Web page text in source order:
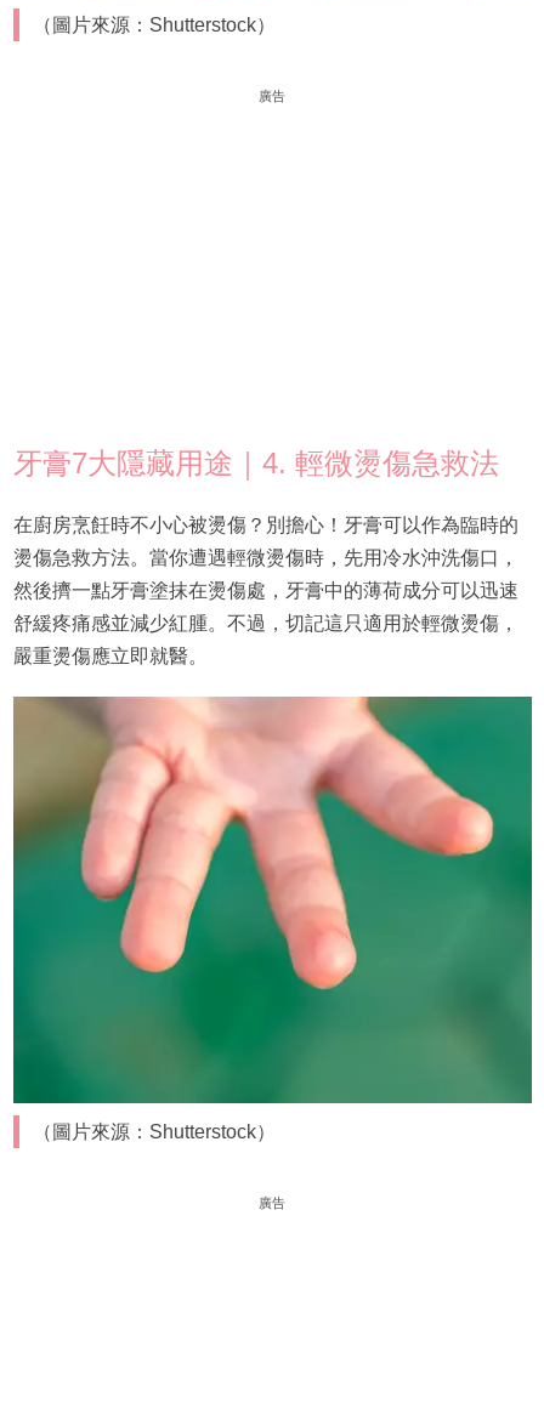
（圖片來源：Shutterstock）
廣告
牙膏7大隱藏用途｜4. 輕微燙傷急救法
在廚房烹飪時不小心被燙傷？別擔心！牙膏可以作為臨時的
燙傷急救方法。當你遭遇輕微燙傷時，先用冷水沖洗傷口，
然後擠一點牙膏塗抹在燙傷處，牙膏中的薄荷成分可以迅速
舒緩疼痛感並減少紅腫。不過，切記這只適用於輕微燙傷，
嚴重燙傷應立即就醫。
（圖片來源：Shutterstock）
廣告